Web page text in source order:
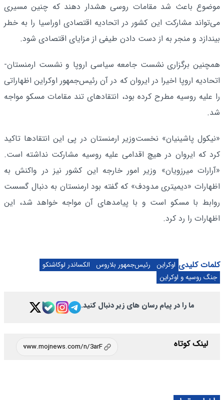
موضوع باعث شد مقامات روسی هشدار دهند که چنین مسیری
می‌تواند مشارکت این کشور در اتحادیه اقتصادی اوراسیا را به خطر
بیندازد و منجر به از دست دادن طیفی از مزایای اقتصادی شود.
همچنین برگزاری نشست جامعه سیاسی اروپا و نشست ارمنستان-
اتحادیه اروپا اخیرا در ایروان که در آن رئیس‌جمهور اوکراین اظهاراتی
را علیه روسیه مطرح کرده بود، انتقادهای تند مقامات مسکو مواجه
شد.
«نیکول پاشینیان» نخست‌وزیر ارمنستان در پی این انتقادها تاکید
کرد که ایروان در هیچ اقدامی علیه روسیه مشارکت نداشته است.
«آرارات میرزویان» وزیر امور خارجه این کشور نیز در واکنش به
اظهارات «دیمیتری مدودف» که گفته بود ارمنستان به دنبال گسست
روابط با مسکو است و با پیامدهای آن مواجه خواهد شد، این
اظهارات را رد کرد.
کلمات کلیدی اوکراین رئیس‌جمهور بلاروس
الکساندر لوکاشنکو
جنگ روسیه و اوکراین
ما را در پیام رسان های زیر دنبال کنید.
لینک کوتاه